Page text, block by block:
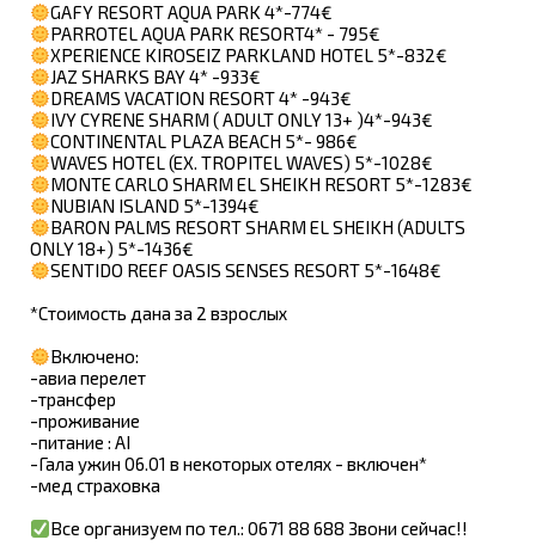
GAFY RESORT AQUA PARK 4*-774€
PARROTEL AQUA PARK RESORT4* - 795€
XPERIENCE KIROSEIZ PARKLAND HOTEL 5*-832€
JAZ SHARKS BAY 4* -933€
DREAMS VACATION RESORT 4* -943€
IVY CYRENE SHARM ( ADULT ONLY 13+ )4*-943€
CONTINENTAL PLAZA BEACH 5*- 986€
WAVES HOTEL (EX. TROPITEL WAVES) 5*-1028€
MONTE CARLO SHARM EL SHEIKH RESORT 5*-1283€
NUBIAN ISLAND 5*-1394€
BARON PALMS RESORT SHARM EL SHEIKH (ADULTS
ONLY 18+) 5*-1436€
SENTIDO REEF OASIS SENSES RESORT 5*-1648€
*Стоимость дана за 2 взрослых
Включено:
-авиа перелет
-трансфер
-проживание
-питание : AI
-Гала ужин 06.01 в некоторых отелях - включен*
-мед страховка
Все организуем по тел.: 0671 88 688 Звони сейчас!!